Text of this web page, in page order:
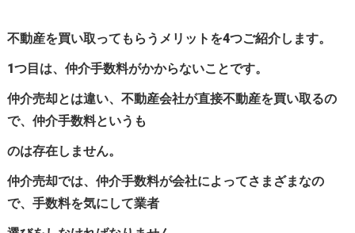
不動産を買い取ってもらうメリットを4つご紹介します。
1つ目は、仲介手数料がかからないことです。
仲介売却とは違い、不動産会社が直接不動産を買い取るの
で、仲介手数料というも
のは存在しません。
仲介売却では、仲介手数料が会社によってさまざまなの
で、手数料を気にして業者